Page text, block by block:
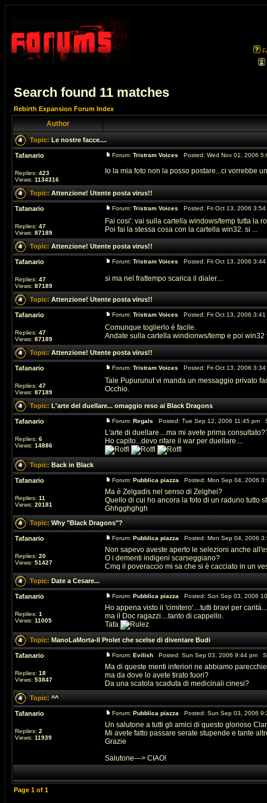
Search found 11 matches
Rebirth Expansion Forum Index
Author
Topic: Le nostre facce....
Tafanario
Replies: 423
Views: 1134316
Forum: Tristram Voices Posted: Wed Nov 01, 2006
Io la mia foto non la posso postare...ci vorrebbe
Topic: Attenzione! Utente posta virus!!
Tafanario
Replies: 47
Views: 87189
Forum: Tristram Voices Posted: Fri Oct 13, 2006
Fai cosi': vai sulla cartella windows/temp tutta la
Poi fai la stessa cosa con la cartella win32. si ...
Topic: Attenzione! Utente posta virus!!
Tafanario
Replies: 47
Views: 87189
Forum: Tristram Voices Posted: Fri Oct 13, 2006
si ma nel frattempo scarica il dialer....
Topic: Attenzione! Utente posta virus!!
Tafanario
Replies: 47
Views: 87189
Forum: Tristram Voices Posted: Fri Oct 13, 2006
Comunque toglierlo è facile.
Andate sulla cartella windionws/temp e poi
Topic: Attenzione! Utente posta virus!!
Tafanario
Replies: 47
Views: 87189
Forum: Tristram Voices Posted: Fri Oct 13, 2006
Tale Pupurunut vi manda un messaggio privato
Occhio.
Topic: L'arte del duellare... omaggio reso ai Black Dragons
Tafanario
Replies: 6
Views: 14886
Forum: Regals Posted: Tue Sep 12, 2006 11:45 pm
L'arte di duellare....ma mi avete prima
Ho capito...devo rifare il war per duellare....
Topic: Back in Black
Tafanario
Replies: 11
Views: 20181
Forum: Pubblica piazza Posted: Mon Sep 04, 2006
Ma è Zelgadis nel senso di Zelghei?
Quello di cui ho ancora la foto di un raduno tutto
Ghhgghghgh
Topic: Why "Black Dragons"?
Tafanario
Replies: 20
Views: 51427
Forum: Pubblica piazza Posted: Mon Sep 04, 2006
Non sapevo aveste aperto le selezioni anche
O i dementi indigeni scarseggiano?
Cmq il poveraccio mi sa che si è cacciato in un
Topic: Date a Cesare...
Tafanario
Replies: 1
Views: 11005
Forum: Pubblica piazza Posted: Sun Sep 03, 2006
Ho appena visto il 'cimitero'....tutti bravi per carità...
ma il Doc ragazzi....tanto di cappello.
Tafa
Topic: ManoLaMorta-Il Prolet che scelse di diventare Budi
Tafanario
Replies: 18
Views: 53847
Forum: Evilish Posted: Sun Sep 03, 2006 9:44 pm
Ma di queste menti inferiori ne abbiamo
ma da dove lo avete tirato fuori?
Da una scatola scaduta di medicinali cinesi?
Topic: ^^
Tafanario
Replies: 2
Views: 11939
Forum: Pubblica piazza Posted: Sun Sep 03, 2006
Un salutone a tutti gli amici di questo glorioso
Mi avete fatto passare serate stupende e tante
Grazie
Salutone---> CIAO!
Page 1 of 1